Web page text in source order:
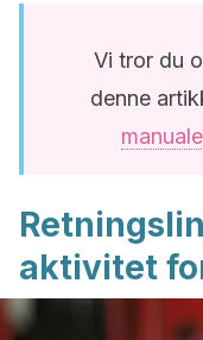
Vi tror du
denne
aktivitet